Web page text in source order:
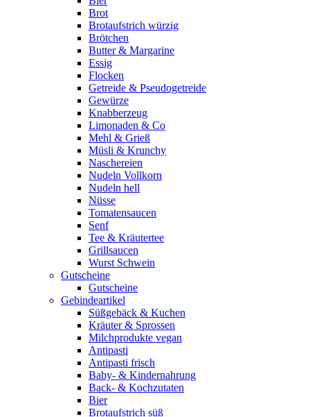
Brot
Brotaufstrich würzig
Brötchen
Butter & Margarine
Essig
Flocken
Getreide & Pseudogetreide
Gewürze
Knabberzeug
Limonaden & Co
Mehl & Grieß
Müsli & Krunchy
Naschereien
Nudeln Vollkorn
Nudeln hell
Nüsse
Tomatensaucen
Senf
Tee & Kräutertee
Grillsaucen
Wurst Schwein
Gutscheine
Gutscheine
Gebindeartikel
Süßgebäck & Kuchen
Kräuter & Sprossen
Milchprodukte vegan
Antipasti
Antipasti frisch
Baby- & Kindernahrung
Back- & Kochzutaten
Bier
Brotaufstrich süß